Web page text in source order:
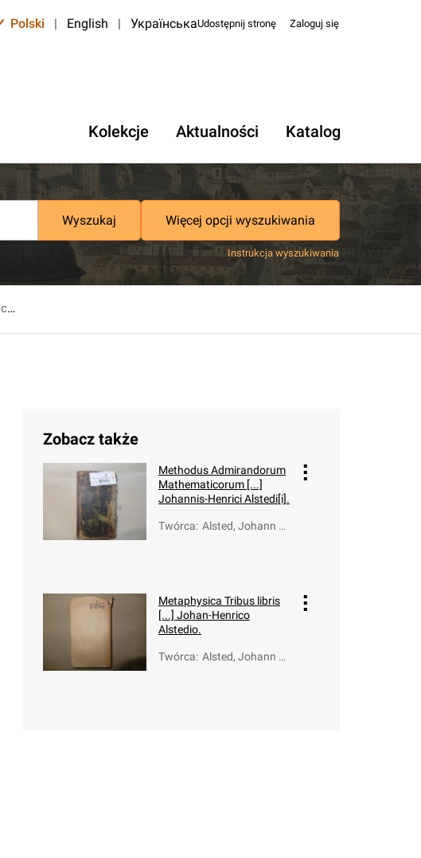
Polski | English | УкраїнськаUdostępnij stronę Zaloguj się
Kolekcje Aktualności Katalog
Wyszukaj Więcej opcji wyszukiwania
Instrukcja wyszukiwania
Physica Harmonica, Quatuor Libellis Methodice Proponens [...].
Zobacz także
Methodus Admirandorum
Mathematicorum [...]
Johannis-Henrici Alstedi[i].
Twórca: Alsted, Johann He
Metaphysica Tribus libris
[...] Johan-Henrico
Alstedio.
Twórca: Alsted, Johann He